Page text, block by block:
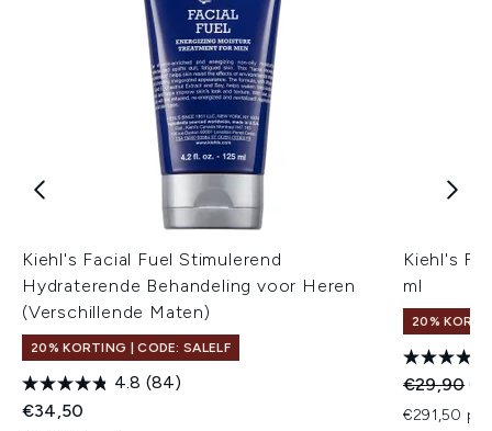
Kiehl's Facial Fuel Stimulerend
Hydraterende Behandeling voor Heren
(Verschillende Maten)
20% KORTING | CODE: SALELF
4.8 (84)
€34,50
Kiehl's
ml
20%
€29,90
€291,50